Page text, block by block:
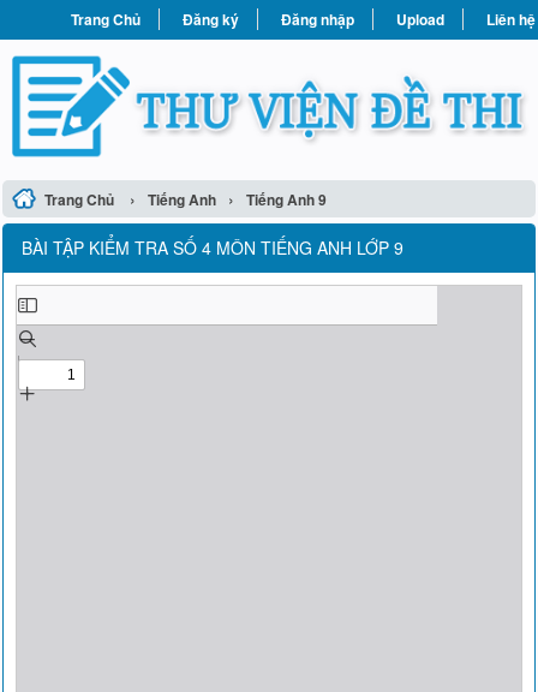
Trang Chủ Đăng ký Đăng nhập Upload Liên hệ
Trang Chủ › Tiếng Anh › Tiếng Anh 9
BÀI TẬP KIỂM TRA SỐ 4 MÔN TIẾNG ANH LỚP 9